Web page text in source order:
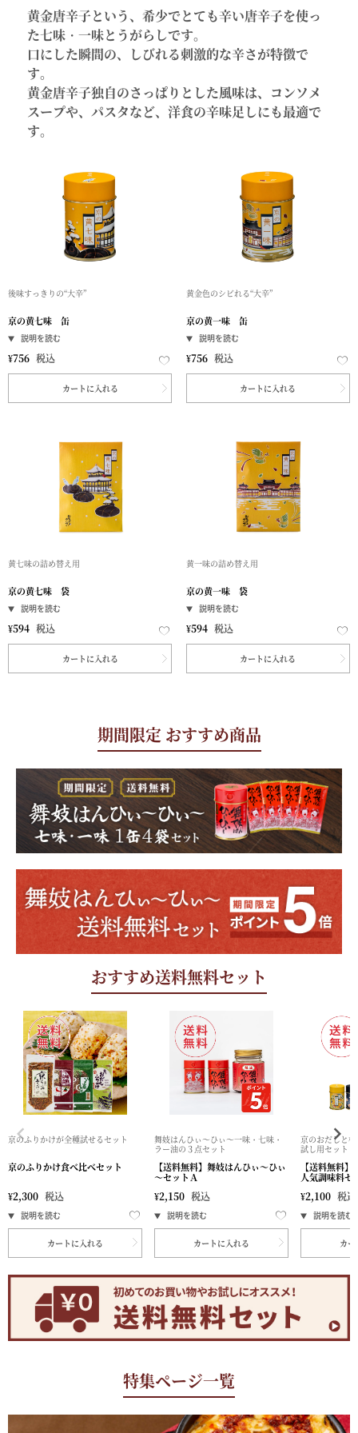
黄金唐辛子という、希少でとても辛い唐辛子を使っ
た七味・一味とうがらしです。
口にした瞬間の、しびれる刺激的な辛さが特徴で
す。
黄金唐辛子独自のさっぱりとした風味は、コンソメ
スープや、パスタなど、洋食の辛味足しにも最適で
す。
後味すっきりの“大辛”
京の黄七味 缶
¥756 税込
カートに入れる
黄金色のシビれる“大辛”
京の黄一味 缶
¥756 税込
カートに入れる
黄七味の詰め替え用
京の黄七味 袋
¥594 税込
カートに入れる
黄一味の詰め替え用
京の黄一味 袋
¥594 税込
カートに入れる
期間限定 おすすめ商品
おすすめ送料無料セット
京のふりかけが全種試せるセット
京のふりかけ食べ比べセット
¥2,300 税込
カートに入れる
舞妓はんひぃ～ひぃ～一味・七味・
ラー油の３点セット
【送料無料】舞妓はんひぃ～ひぃ
～セットＡ
¥2,150 税込
カートに入れる
京のおだしと
試し用セット
【送料無料
人気調味料セ
¥2,100 税込
カ
特集ページ一覧